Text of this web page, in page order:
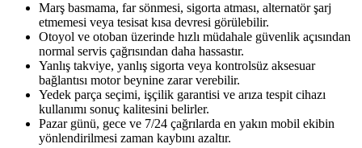
Marş basmama, far sönmesi, sigorta atması, alternatör şarj
etmemesi veya tesisat kısa devresi görülebilir.
Otoyol ve otoban üzerinde hızlı müdahale güvenlik açısından
normal servis çağrısından daha hassastır.
Yanlış takviye, yanlış sigorta veya kontrolsüz aksesuar
bağlantısı motor beynine zarar verebilir.
Yedek parça seçimi, işçilik garantisi ve arıza tespit cihazı
kullanımı sonuç kalitesini belirler.
Pazar günü, gece ve 7/24 çağrılarda en yakın mobil ekibin
yönlendirilmesi zaman kaybını azaltır.